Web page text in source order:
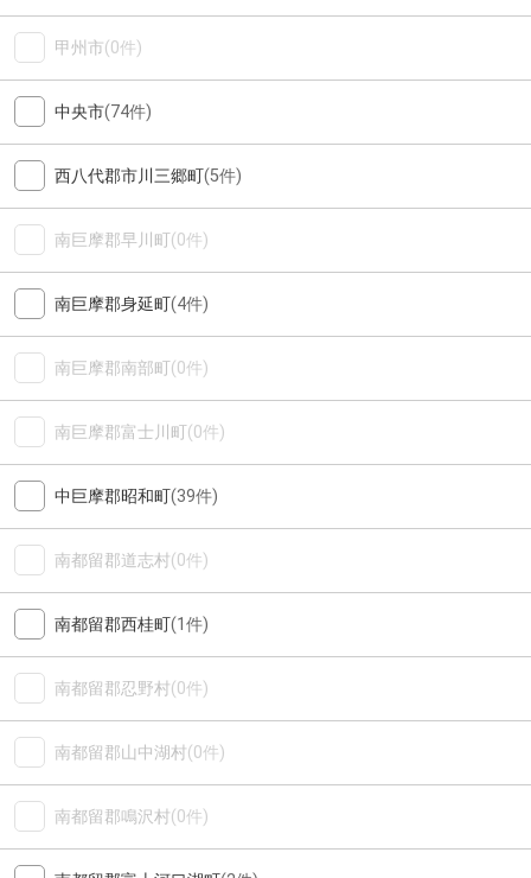
甲州市(0件)
中央市(74件)
西八代郡市川三郷町(5件)
南巨摩郡早川町(0件)
南巨摩郡身延町(4件)
南巨摩郡南部町(0件)
南巨摩郡富士川町(0件)
中巨摩郡昭和町(39件)
南都留郡道志村(0件)
南都留郡西桂町(1件)
南都留郡忍野村(0件)
南都留郡山中湖村(0件)
南都留郡鳴沢村(0件)